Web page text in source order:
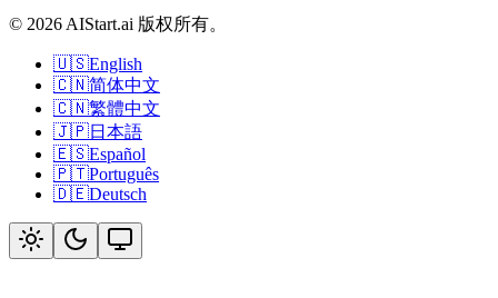
© 2026 AIStart.ai 版权所有。
🇺🇸English
🇨🇳简体中文
🇨🇳繁體中文
🇯🇵日本語
🇪🇸Español
🇵🇹Português
🇩🇪Deutsch